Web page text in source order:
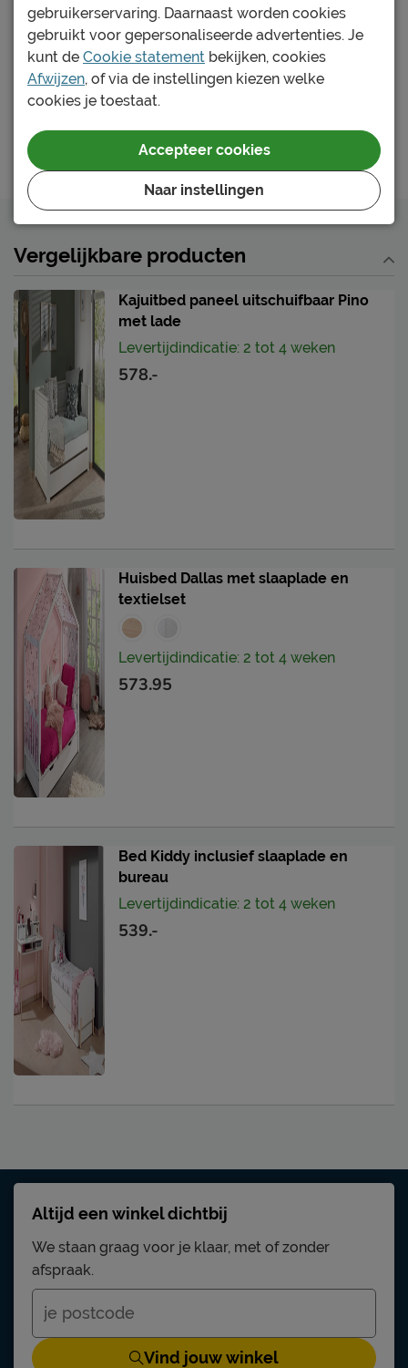
Goed om te weten
Onderhoud
Afnemen met een vochtig
doekje
CBW voorwaarden
Montage
Leveranciersinformatie
Naam Vipack NV
Locatie
Meulebeeksestraat 51,
Emailadres
sales@vipack.be
Bed Billy met nachtkast en bureau
Maat: 90 x 200 cm
542.-
In winkelwagen
Vergelijkbare producten
Kajuitbed paneel uitschuifbaar Pino
met lade
Levertijdindicatie: 2 tot 4 weken
578.-
Huisbed Dallas met slaaplade en
textielset
Levertijdindicatie: 2 tot 4 weken
573.95
Bed Kiddy inclusief slaaplade en
bureau
Levertijdindicatie: 2 tot 4 weken
539.-
Altijd een winkel dichtbij
We staan graag voor je klaar, met of zonder
afspraak.
Vind jouw winkel
gebruikerservaring. Daarnaast worden cookies
gebruikt voor gepersonaliseerde advertenties. Je
kunt de Cookie statement bekijken, cookies
Afwijzen, of via de instellingen kiezen welke
cookies je toestaat.
Naar instellingen
Accepteer cookies